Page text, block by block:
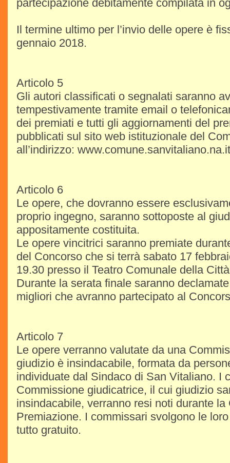
partecipazione debitamente compilata in
Il termine ultimo per l’invio delle opere è
gennaio 2018.
Articolo 5
Gli autori classificati o segnalati saranno
tempestivamente tramite email o
dei premiati e tutti gli aggiornamenti del
pubblicati sul sito web istituzionale del
all’indirizzo: www.comune.sanvitaliano.na.it
Articolo 6
Le opere, che dovranno essere
proprio ingegno, saranno sottoposte al
appositamente costituita.
Le opere vincitrici saranno premiate
del Concorso che si terrà sabato 17
19.30 presso il Teatro Comunale della
Durante la serata finale saranno
migliori che avranno partecipato al
Articolo 7
Le opere verranno valutate da una
giudizio è insindacabile, formata da
individuate dal Sindaco di San Vitaliano. I
Commissione giudicatrice, il cui giudizio
insindacabile, verranno resi noti durante la
Premiazione. I commissari svolgono le
tutto gratuito.